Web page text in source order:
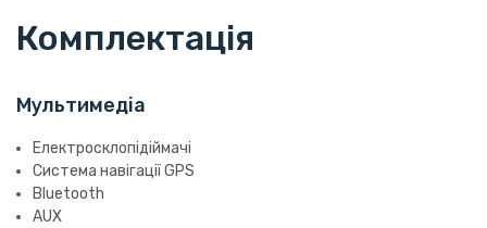
Комплектація
Мультимедіа
Електросклопідіймачі
Система навігації GPS
Bluetooth
AUX